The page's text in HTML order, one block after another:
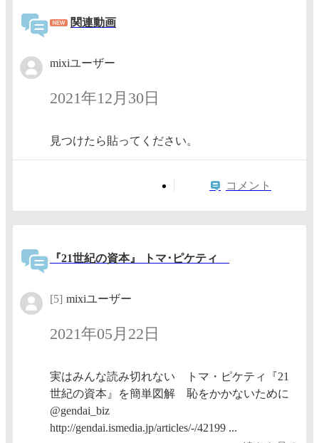
関連動画
mixiユーザー
2021年12月30日
見つけたら貼ってください。
コメント
『21世紀の資本』 トマ･ピケティ
[5] mixiユーザー
2021年05月22日
実はみんな読み切れない トマ・ピケティ『21
世紀の資本』を簡単図解 恥をかかないために
@gendai_biz
http://gendai.ismedia.jp/articles/-/42199 ...